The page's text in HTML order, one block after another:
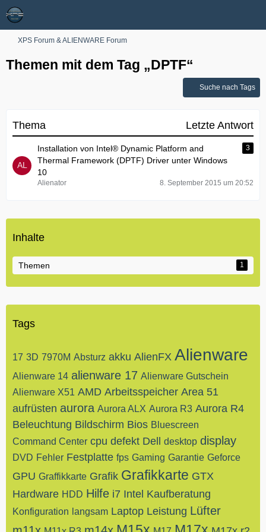
XPS Forum & ALIENWARE Forum
Themen mit dem Tag „DPTF“
Suche nach Tags
Thema Letzte Antwort
Installation von ​Intel® Dynamic Platform and
Thermal Framework (DPTF) Driver unter Windows
10
3
Alienator 8. September 2015 um 20:52
Inhalte
Themen 1
Tags
17 3D 7970M Absturz akku AlienFX Alienware
Alienware 14 alienware 17 Alienware Gutschein
Alienware X51 AMD Arbeitsspeicher Area 51
aufrüsten aurora Aurora ALX Aurora R3 Aurora R4
Beleuchtung Bildschirm Bios Bluescreen
Command Center cpu defekt Dell desktop display
DVD Fehler Festplatte fps Gaming Garantie Geforce
GPU Graffikkarte Grafik Grafikkarte GTX
Hardware HDD Hilfe i7 Intel Kaufberatung
Konfiguration langsam Laptop Leistung Lüfter